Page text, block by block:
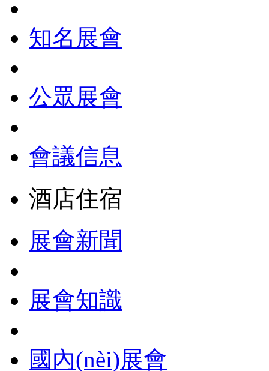
知名展會
公眾展會
會議信息
酒店住宿
展會新聞
展會知識
國內(nèi)展會